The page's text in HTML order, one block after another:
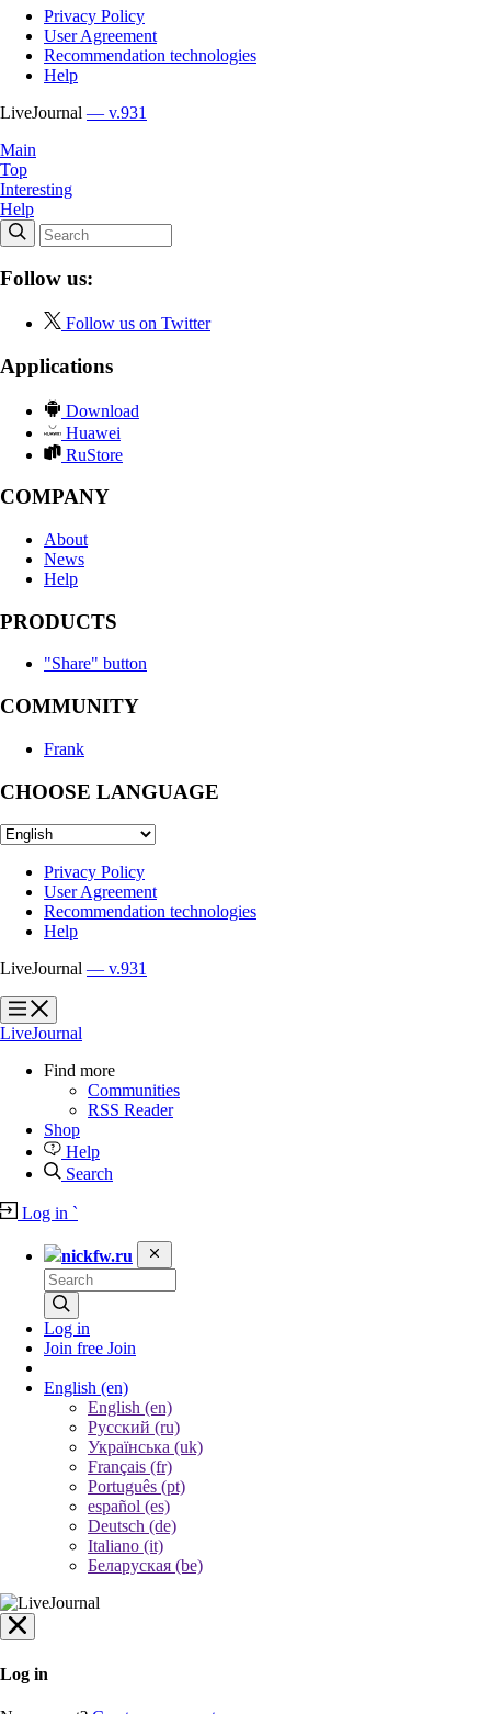
Privacy Policy
User Agreement
Recommendation technologies
Help
LiveJournal — v.931
Main
Top
Interesting
Help
Follow us:
Follow us on Twitter
Applications
Download
Huawei
RuStore
COMPANY
About
News
Help
PRODUCTS
"Share" button
COMMUNITY
Frank
CHOOSE LANGUAGE
Privacy Policy
User Agreement
Recommendation technologies
Help
LiveJournal — v.931
?
?
LiveJournal
Find more
Communities
RSS Reader
Shop
Help
Search
Log in `
nickfw.ru
Log in
Join free Join
English (en)
English (en)
Русский (ru)
Українська (uk)
Français (fr)
Português (pt)
español (es)
Deutsch (de)
Italiano (it)
Беларуская (be)
Log in